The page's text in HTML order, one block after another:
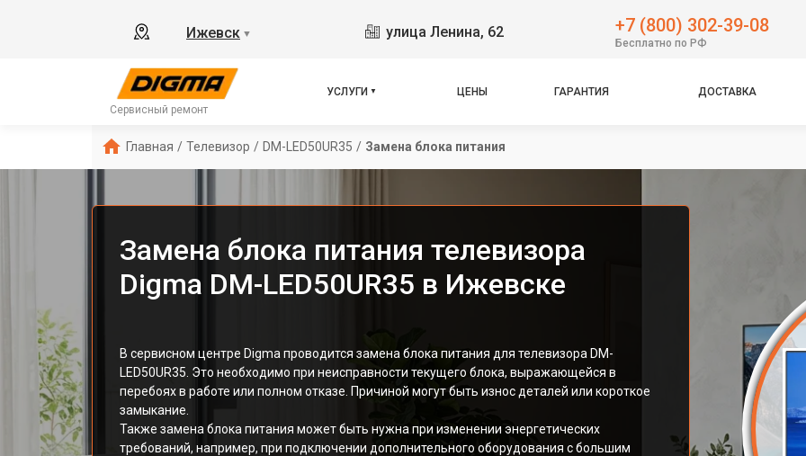
Ижевск ▼ улица Ленина, 62 +7 (800) 302-39-08
Бесплатно по РФ
Сервисный ремонт
УСЛУГИ ЦЕНЫ ГАРАНТИЯ ДОСТАВКА
Главная / Телевизор / DM-LED50UR35 / Замена блока питания
Замена блока питания телевизора
Digma DM-LED50UR35 в Ижевске
В сервисном центре Digma проводится замена блока питания для телевизора DM-
LED50UR35. Это необходимо при неисправности текущего блока, выражающейся в
перебоях в работе или полном отказе. Причиной могут быть износ деталей или короткое
замыкание.
Также замена блока питания может быть нужна при изменении энергетических
требований, например, при подключении дополнительного оборудования с большим